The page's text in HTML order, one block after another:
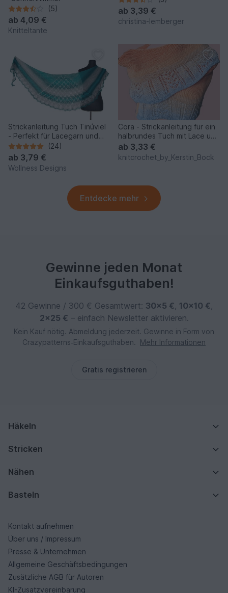
(5)
ab 4,09 €
Knitteltante
ab 3,39 €
christina-lemberger
Strickanleitung Tuch Tinúviel
- Perfekt für Lacegarn und
elegante Outfits
(24)
ab 3,79 €
Wollness Designs
Cora - Strickanleitung für ein
halbrundes Tuch mit Lace und
Perlen
ab 3,33 €
knitcrochet_by_Kerstin_Bock
Entdecke mehr
Gewinne jeden Monat
Einkaufsguthaben!
42 Gewinne / 300 € Gesamtwert: 30×5 €, 10×10 €,
2×25 € – einfach Newsletter aktivieren.
Kein Kauf nötig. Abmeldung jederzeit. Gewinne in Form von
Crazypatterns‑Einkaufsguthaben.
Mehr Informationen
Gratis registrieren
Häkeln
Stricken
Nähen
Basteln
Kontakt aufnehmen
Über uns / Impressum
Presse & Unternehmen
Allgemeine Geschäftsbedingungen
Zusätzliche AGB für Autoren
KI-Zusatzvereinbarung